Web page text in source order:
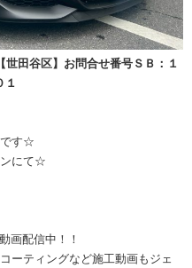
世田谷区】お問合せ番号ＳＢ：１
１
です☆
にて☆
画配信中！！
ーティングなど施工動画もジェ